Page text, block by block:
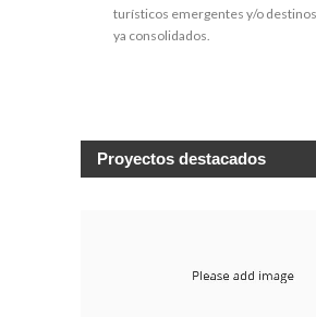
turísticos emergentes y/o
ya consolidados.
Proyectos destacados